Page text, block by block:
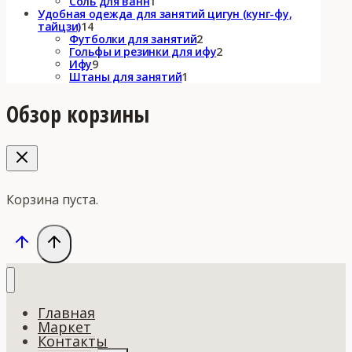
товар
Удобная одежда для занятий цигун (кунг-фу,
тайцзи)1414
товаров
Футболки для занятий22
товара
Гольфы и резинки для ифу22
Ифу99
товаров
Штаны для занятий1
Обзор корзины
Корзина пуста.
Главная
Маркет
Контакты